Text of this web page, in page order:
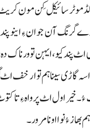
موٹر سائیکل کِن مون
گرنگ آن جوان ءِ اینو
پند کیو، ایہن تو ورناک
گاڑی سینا ہم توار خف اٹ
خیر اول اٹ پرواہ ءِ تا
ءُ نوا اونا مرور۔